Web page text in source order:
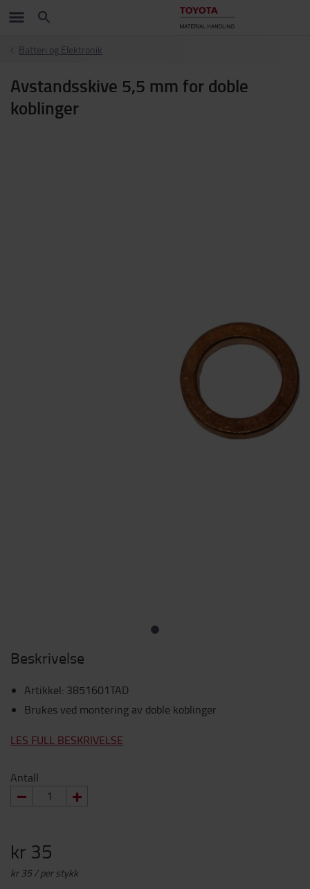
Batteri og Elektronik
Avstandsskive 5,5 mm for doble
koblinger
Beskrivelse
Artikkel: 3851601TAD
Brukes ved montering av doble koblinger
LES FULL BESKRIVELSE
Antall
kr 35
kr 35 / per stykk